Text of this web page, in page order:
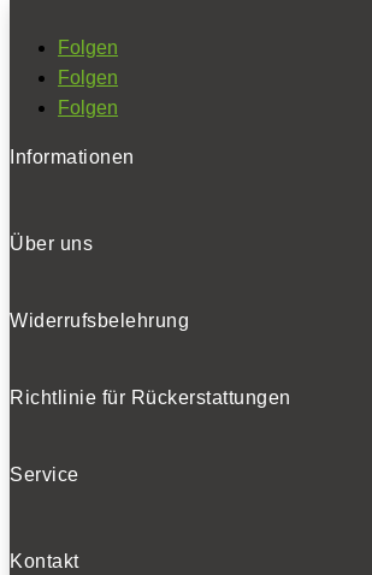
Folgen
Folgen
Folgen
Informationen
Über uns
Widerrufsbelehrung
Richtlinie für Rückerstattungen
Service
Kontakt